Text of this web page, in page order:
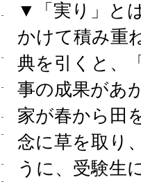
▼「実り」と
かけて積み重
典を引くと、
事の成果があ
家が春から田
念に草を取り
うに、受験生